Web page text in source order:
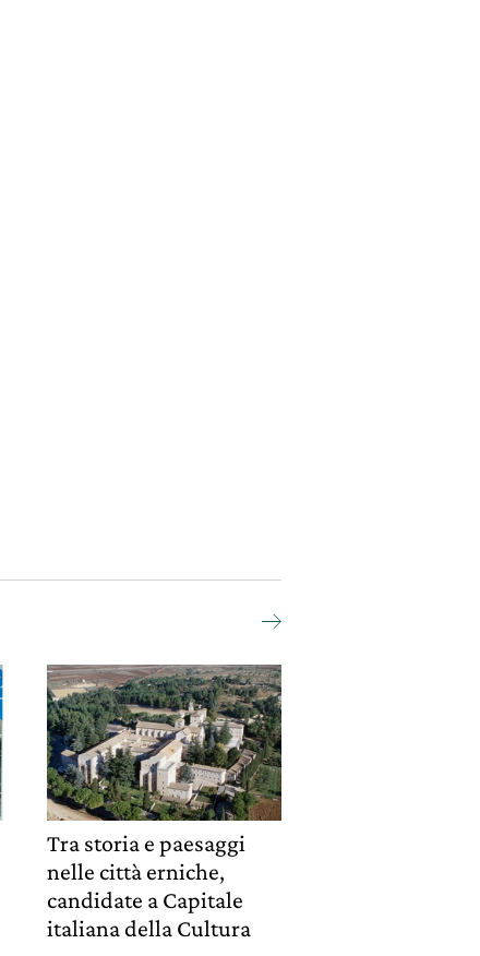
Tra storia e paesaggi
nelle città erniche,
candidate a Capitale
italiana della Cultura